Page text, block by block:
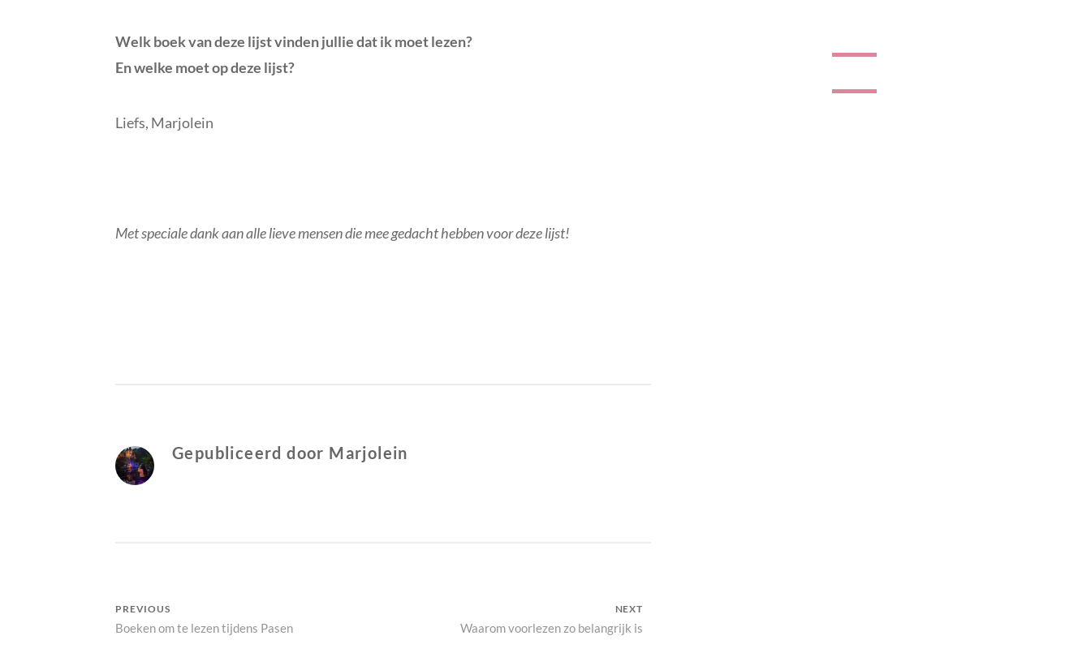
Welk boek van deze lijst vinden jullie dat ik moet lezen?
En welke moet op deze lijst?
Liefs, Marjolein
Met speciale dank aan alle lieve mensen die mee gedacht hebben voor deze lijst!
L
E
G
Gepubliceerd door Marjolein
Bericht
navigatie
PREVIOUS
Previous
Boeken om te lezen tijdens Pasen
NEXT
Waarom voorlezen zo belangrijk is